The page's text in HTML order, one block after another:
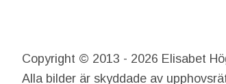
Copyright © 2013 - 2026 Elisabet
Alla bilder är skyddade av